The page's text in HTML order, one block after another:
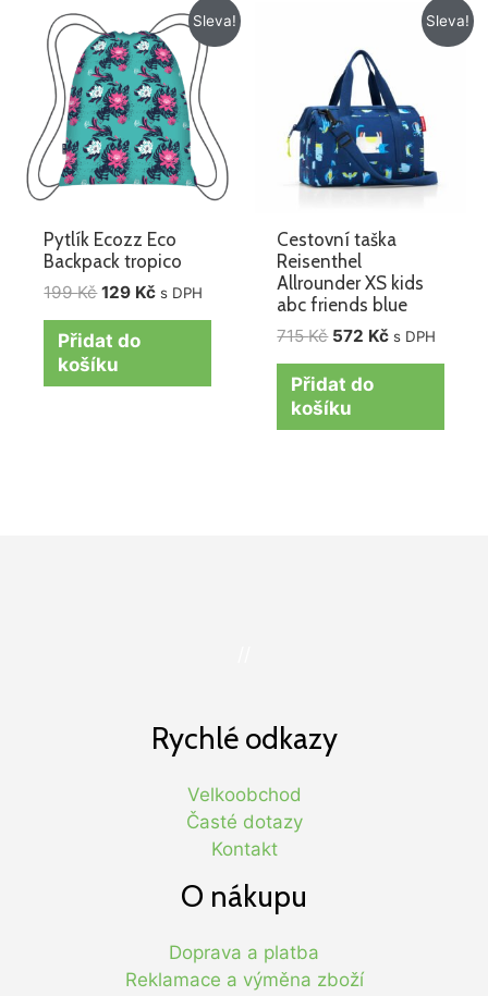
Sleva!
Pytlík Ecozz Eco
Backpack tropico
199Kč
Původní
cena
byla:
199 Kč.
129 Kč
Aktuální
cena
je:
129 Kč.
s DPH
Přidat do
košíku
Sleva!
Cestovní taška
Reisenthel
Allrounder XS kids
abc friends blue
715Kč
byla:
715 Kč.
572 Kč
Aktuální
cena
s DPH
Přidat do
košíku
Rychlé odkazy
Velkoobchod
Časté dotazy
Kontakt
O nákupu
Doprava a platba
Reklamace a výměna zboží